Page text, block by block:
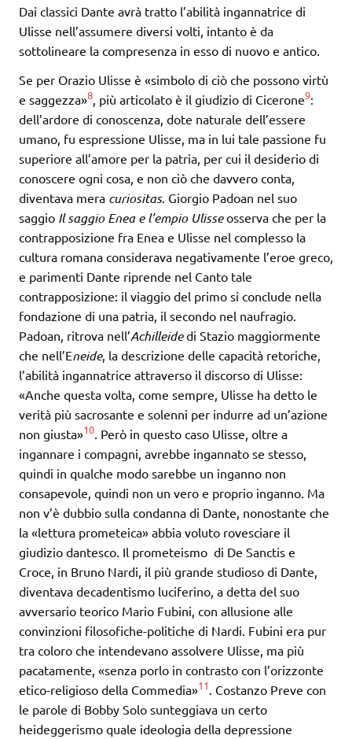
Dai classici Dante avrà tratto l’abilità ingannatrice di
Ulisse nell’assumere diversi volti, intanto è da
sottolineare la compresenza in esso di nuovo e antico.
Se per Orazio Ulisse è «simbolo di ciò che possono virtù
e saggezza»8 , più articolato è il giudizio di Cicerone9:
dell’ardore di conoscenza, dote naturale dell’essere
umano, fu espressione Ulisse, ma in lui tale passione fu
superiore all’amore per la patria, per cui il desiderio di
conoscere ogni cosa, e non ciò che davvero conta,
diventava mera curiositas. Giorgio Padoan nel suo
saggio Il saggio Enea e l’empio Ulisseosserva che per la
contrapposizione fra Enea e Ulisse nel complesso la
cultura romana considerava negativamente l’eroe greco,
e parimenti Dante riprende nel Canto tale
contrapposizione: il viaggio del primo si conclude nella
fondazione di una patria, il secondo nel naufragio.
Padoan, ritrova nell’Achilleidedi Stazio maggiormente
che nell’Eneide, la descrizione delle capacità retoriche,
l’abilità ingannatrice attraverso il discorso di Ulisse:
«Anche questa volta, come sempre, Ulisse ha detto le
verità più sacrosante e solenni per indurre ad un’azione
non giusta»10 . Però in questo caso Ulisse, oltre a
ingannare i compagni, avrebbe ingannato se stesso,
quindi in qualche modo sarebbe un inganno non
consapevole, quindi non un vero e proprio inganno. Ma
non v’è dubbio sulla condanna di Dante, nonostante che
la «lettura prometeica» abbia voluto rovesciare il
giudizio dantesco. Il prometeismo di De Sanctis e
Croce, in Bruno Nardi, il più grande studioso di Dante,
diventava decadentismo luciferino, a detta del suo
avversario teorico Mario Fubini, con allusione alle
convinzioni filosofiche-politiche di Nardi. Fubini era pur
tra coloro che intendevano assolvere Ulisse, ma più
pacatamente, «senza porlo in contrasto con l’orizzonte
etico-religioso della Commedia»11
. Costanzo Preve con
le parole di Bobby Solo sunteggiava un certo
heideggerismo quale ideologia della depressione